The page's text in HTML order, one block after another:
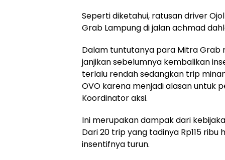
Seperti diketahui, ratusan driver
Grab Lampung di jalan achmad
Dalam tuntutanya para Mitra Grab
janjikan sebelumnya kembalikan
terlalu rendah sedangkan trip
OVO karena menjadi alasan untuk
Koordinator aksi.
Ini merupakan dampak dari
Dari 20 trip yang tadinya Rp115
insentifnya turun.